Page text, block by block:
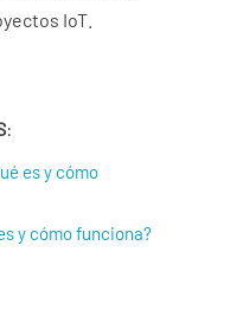
IoT.
:
es y cómo
y cómo funciona?